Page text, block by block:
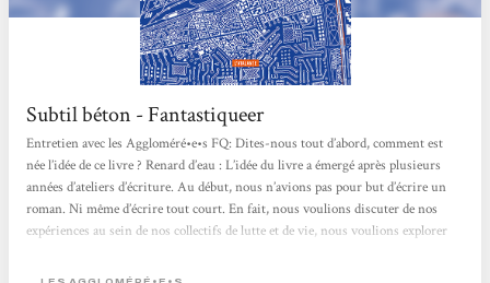
Subtil béton - Fantastiqueer
Entretien avec les Aggloméré•e•s FQ: Dites-nous tout d’abord, comment est
née l’idée de ce livre ? Renard d’eau : L’idée du livre a émergé après plusieurs
années d’ateliers d’écriture. Au début, nous n’avions pas pour but d’écrire un
roman. Ni même d’écrire tout court. En fait, nous voulions discuter de nos
expériences au sein de nos collectifs de lutte et de vie, nous voulions explorer
thématiques sur ces sujets. Poule...